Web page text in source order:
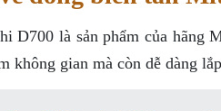
D700 là sản phẩm của hãng
không gian mà còn dễ dàng